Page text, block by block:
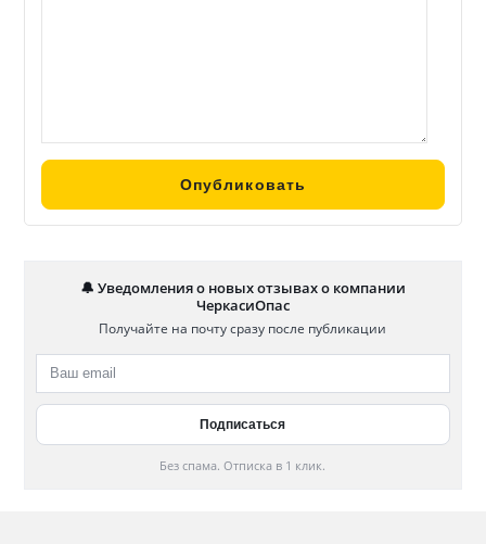
🔔 Уведомления о новых отзывах о компании
ЧеркасиОпас
Получайте на почту сразу после публикации
Без спама. Отписка в 1 клик.